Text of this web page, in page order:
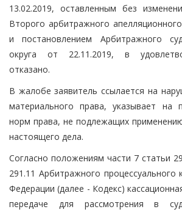
13.02.2019, оставленным без
Второго арбитражного
и постановлением Арбитражного
округа от 22.11.2019, в
отказано.
В жалобе заявитель ссылается на
материального права, указывает на
норм права, не подлежащих
настоящего дела.
Согласно положениям части 7 статьи
291.11 Арбитражного процессуального
Федерации (далее - Кодекс)
передаче для рассмотрения в